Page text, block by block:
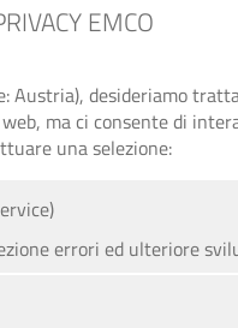
EMCO
Austria), desideriamo
ma ci consente di
una selezione:
errori ed ulteriore